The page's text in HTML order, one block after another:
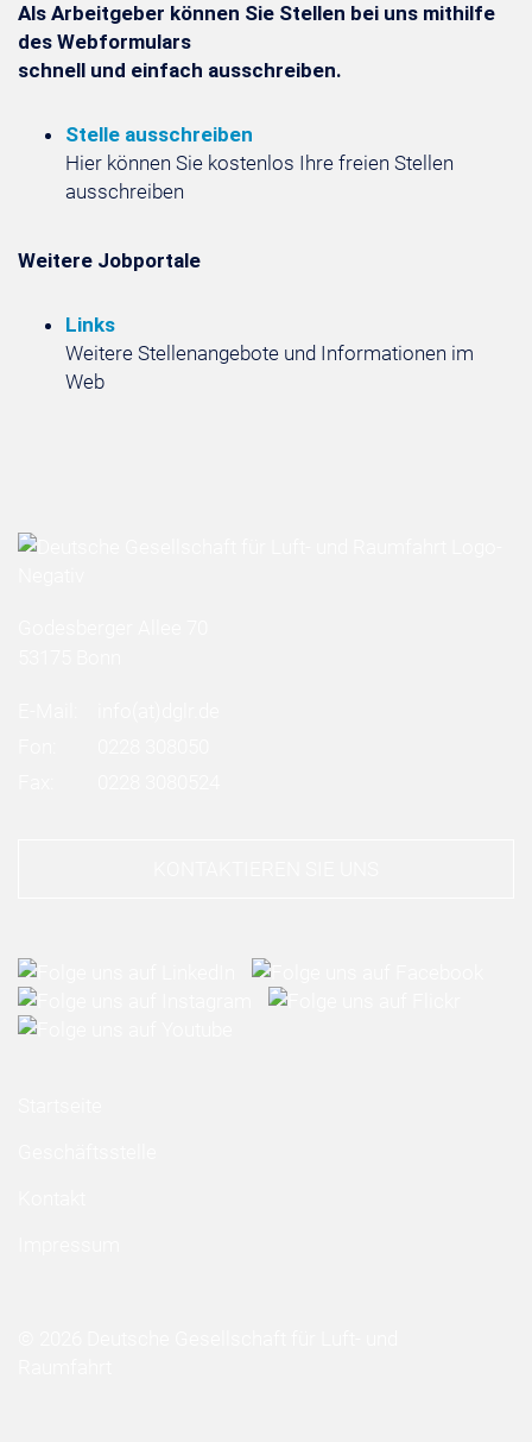
Als Arbeitgeber können Sie Stellen bei uns mithilfe
des Webformulars
schnell und einfach ausschreiben.
Stelle ausschreiben
Hier können Sie kostenlos Ihre freien Stellen
ausschreiben
Weitere Jobportale
Links
Weitere Stellenangebote und Informationen im
Web